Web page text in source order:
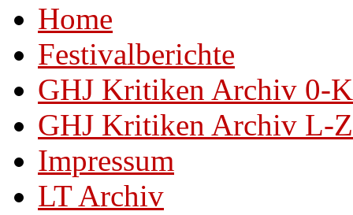
Home
Festivalberichte
GHJ Kritiken Archiv 0-K
GHJ Kritiken Archiv L-Z
Impressum
LT Archiv